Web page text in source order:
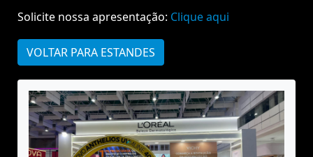
Solicite nossa apresentação: Clique aqui
VOLTAR PARA ESTANDES